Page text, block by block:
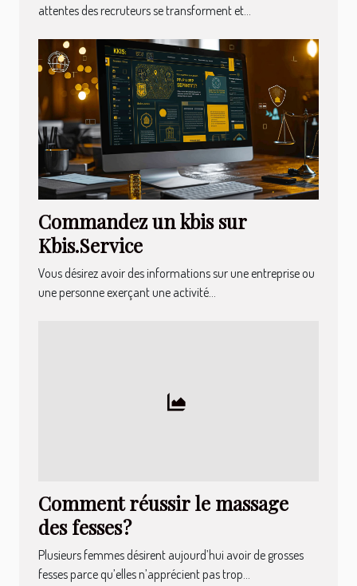
attentes des recruteurs se transforment et...
Commandez un kbis sur
Kbis.Service
Vous désirez avoir des informations sur une entreprise ou
une personne exerçant une activité...
Comment réussir le massage
des fesses ?
Plusieurs femmes désirent aujourd’hui avoir de grosses
fesses parce qu’elles n’apprécient pas trop...